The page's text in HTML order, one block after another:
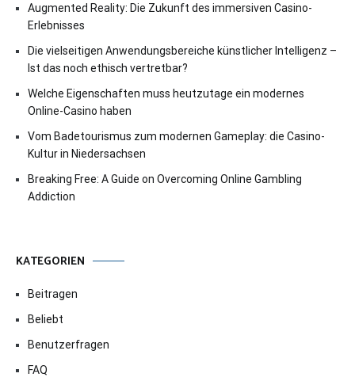
Augmented Reality: Die Zukunft des immersiven Casino-
Erlebnisses
Die vielseitigen Anwendungsbereiche künstlicher Intelligenz –
Ist das noch ethisch vertretbar?
Welche Eigenschaften muss heutzutage ein modernes
Online-Casino haben
Vom Badetourismus zum modernen Gameplay: die Casino-
Kultur in Niedersachsen
Breaking Free: A Guide on Overcoming Online Gambling
Addiction
KATEGORIEN
Beitragen
Beliebt
Benutzerfragen
FAQ